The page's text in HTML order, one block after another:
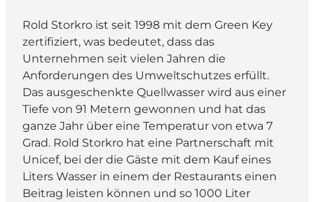
Rold Storkro ist seit 1998 mit dem Green Key
zertifiziert, was bedeutet, dass das
Unternehmen seit vielen Jahren die
Anforderungen des Umweltschutzes erfüllt.
Das ausgeschenkte Quellwasser wird aus einer
Tiefe von 91 Metern gewonnen und hat das
ganze Jahr über eine Temperatur von etwa 7
Grad. Rold Storkro hat eine Partnerschaft mit
Unicef, bei der die Gäste mit dem Kauf eines
Liters Wasser in einem der Restaurants einen
Beitrag leisten können und so 1000 Liter